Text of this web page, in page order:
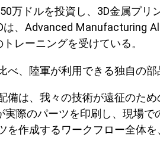
万ドルを投資し、3D金属プ
、Advanced Manufacturing
レーニングを受けている。
、陸軍が利用できる独自の部
は、我々の技術が遠征のた
実際のパーツを印刷し、現場
作成するワークフロー全体